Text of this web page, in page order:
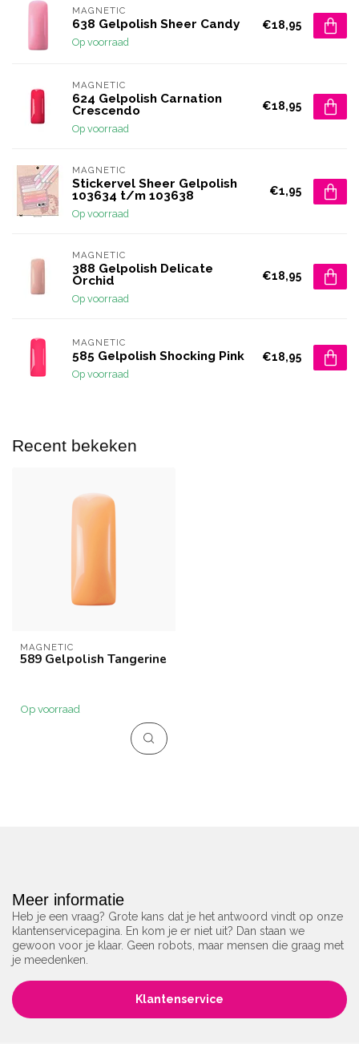
MAGNETIC
638 Gelpolish Sheer Candy
Op voorraad
€18,95
MAGNETIC
624 Gelpolish Carnation
Crescendo
Op voorraad
€18,95
MAGNETIC
Stickervel Sheer Gelpolish
103634 t/m 103638
Op voorraad
€1,95
MAGNETIC
388 Gelpolish Delicate
Orchid
Op voorraad
€18,95
MAGNETIC
585 Gelpolish Shocking Pink
Op voorraad
€18,95
Recent bekeken
MAGNETIC
589 Gelpolish Tangerine
Op voorraad
Meer informatie
Heb je een vraag? Grote kans dat je het antwoord vindt op onze
klantenservicepagina. En kom je er niet uit? Dan staan we
gewoon voor je klaar. Geen robots, maar mensen die graag met
je meedenken.
Klantenservice